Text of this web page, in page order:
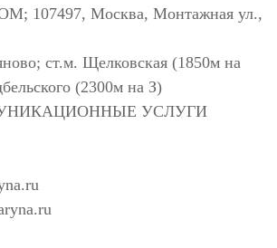
107497, Москва, Монтажная ул.,
ст.м. Щелковская (1850м на
(2300м на З)
УСЛУГИ